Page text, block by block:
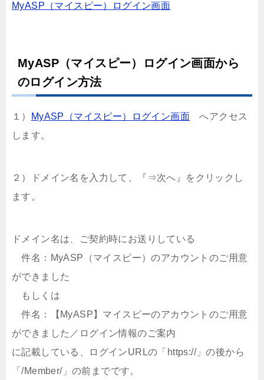
MyASP（マイスピー）ログイン画面
MyASP（マイスピー）ログイン画面から
のログイン方法
１） MyASP（マイスピー）ログイン画面 へアクセス
します。
２）ドメイン名を入力して、『⇒次へ』をクリックし
ます。
ドメイン名は、ご契約時にお送りしている
件名：MyASP（マイスピー）のアカウントのご用意
ができました
もしくは
件名：【MyASP】マイスピーのアカウントのご用意
ができました／ログイン情報のご案内
に記載している、ログインURLの「https://」の後から
「/Member/」の前までです。